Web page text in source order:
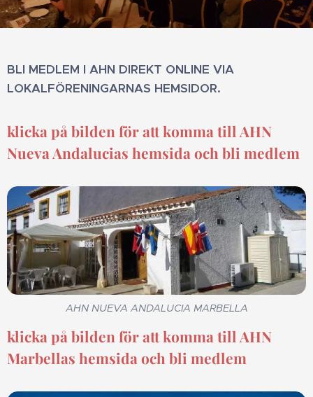
BLI MEDLEM I AHN DIREKT ONLINE VIA
LOKALFÖRENINGARNAS HEMSIDOR.
klicka på bilden för att komma till AHN
Nueva Andalucias hemsida och bli medlem
AHN NUEVA ANDALUCIA MARBELLA
klicka på bilden för att komma till AHN
Marbellas hemsida och bli medlem